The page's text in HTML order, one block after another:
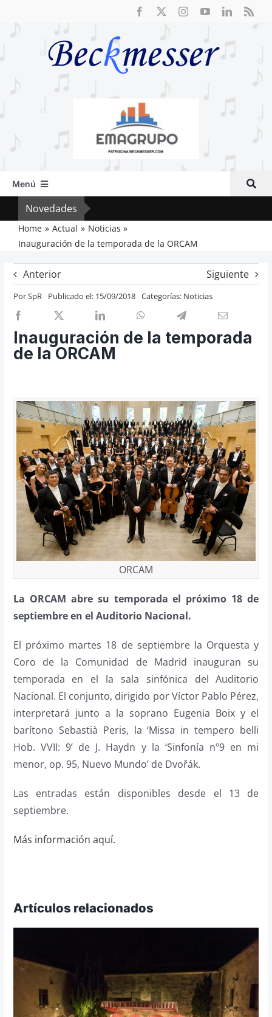
Menú
Inicio
Actual
Artículos
Crítica
Previos de ópera
Cosas de Beckmesser
Novedades
Home Actual
Noticias
Inauguración de la temporada de la ORCAM
Anterior Siguiente
PorSpR Publicado el: 15/09/2018 Categorías: Noticias
Inauguración de la temporada
de la ORCAM
ORCAM
La ORCAM abre su temporada el próximo 18 de
septiembre en el Auditorio Nacional.
El próximo martes 18 de septiembre la Orquesta y
Coro de la Comunidad de Madrid inauguran su
temporada en el la sala sinfónica del Auditorio
Nacional. El conjunto, dirigido por Víctor Pablo Pérez,
interpretará junto a la soprano Eugenia Boix y el
barítono Sebastià Peris, la ‘Missa in tempero belli
Hob. VVII: 9’ de J. Haydn y la ‘Sinfonía nº9 en mi
menor, op. 95, Nuevo Mundo’ de Dvořák.
Las entradas están disponibles desde el 13 de
septiembre.
Más información aquí.
Artículos relacionados